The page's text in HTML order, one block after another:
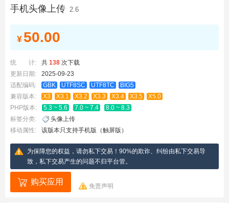
手机头像上传 2.6
¥ 50.00
统 计: 共 138 次下载
更新日期:
2025-09-23
适配编码:
GBK UTF8SC UTF8TC
BIG5
兼容版本:
X3 X3.1 X3.2 X3.3 X3.4 X3.5
X5.0
PHP版本:
5.3 ~ 5.6 7.0 ~ 7.4
8.0 ~ 8.3
标签分类:
头像上传
移动属性:
该版本只支持手机版（触屏版）
为保障您的权益，请勿私下交易！90%的欺诈、纠纷由私下交易导
致，私下交易产生的问题不归平台管。
购买应用 免责声明